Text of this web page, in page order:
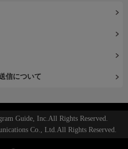
信について
Guide, Inc.All Rights Reserved.
Co., Ltd.All Rights Reserved.